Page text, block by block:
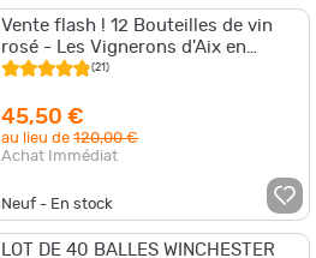
Vente flash ! 12 Bouteilles de vin
rosé - Les Vignerons d'Aix en
Provence IGP Méditerranée - 2025
(21)
45,50 €
au lieu de120,00 €
Achat Immédiat
Neuf - En stock
LOT DE 40 BALLES WINCHESTER